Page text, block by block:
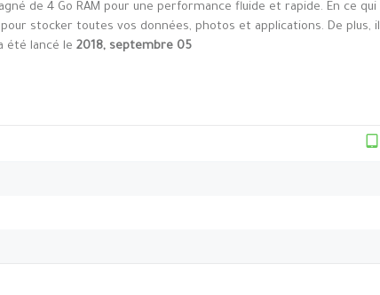
de 4 Go RAM pour une performance fluide et rapide. En ce qui
stocker toutes vos données, photos et applications. De plus, il
été lancé le 2018, septembre 05